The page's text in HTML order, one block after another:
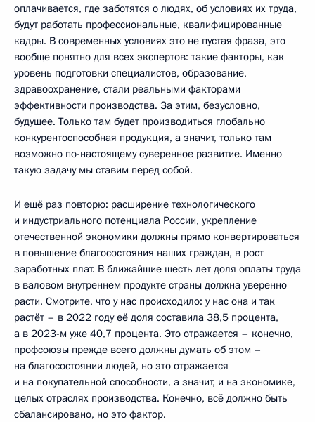
оплачивается, где заботятся о людях, об условиях их труда,
будут работать профессиональные, квалифицированные
кадры. В современных условиях это не пустая фраза, это
вообще понятно для всех экспертов: такие факторы, как
уровень подготовки специалистов, образование,
здравоохранение, стали реальными факторами
эффективности производства. За этим, безусловно,
будущее. Только там будет производиться глобально
конкурентоспособная продукция, а значит, только там
возможно по-настоящему суверенное развитие. Именно
такую задачу мы ставим перед собой.
И ещё раз повторю: расширение технологического
и индустриального потенциала России, укрепление
отечественной экономики должны прямо конвертироваться
в повышение благосостояния наших граждан, в рост
заработных плат. В ближайшие шесть лет доля оплаты труда
в валовом внутреннем продукте страны должна уверенно
расти. Смотрите, что у нас происходило: у нас она и так
растёт – в 2022 году её доля составила 38,5 процента,
а в 2023-м уже 40,7 процента. Это отражается – конечно,
профсоюзы прежде всего должны думать об этом –
на благосостоянии людей, но это отражается
и на покупательной способности, а значит, и на экономике,
целых отраслях производства. Конечно, всё должно быть
сбалансировано, но это фактор.